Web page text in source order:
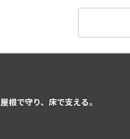
屋根で守り、床で支える。